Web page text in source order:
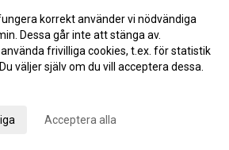
samt info om helgen 2019-01-11 12:21
och rapport från jullovet
2019-01-06 10:09
korrekt använder vi nödvändiga
Dessa går inte att stänga av.
frivilliga cookies, t.ex. för statistik
väljer själv om du vill acceptera dessa.
Acceptera alla